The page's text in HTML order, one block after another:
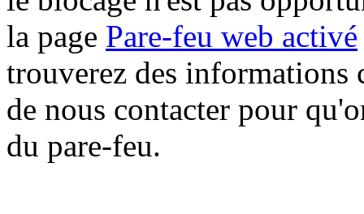
la page Pare-feu web activé
trouverez des informations
de nous contacter pour
du pare-feu.